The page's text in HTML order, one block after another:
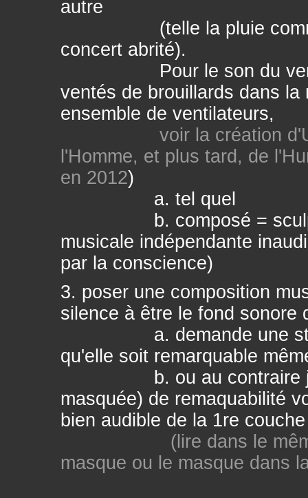
autre
(telle la pluie comme
concert abrité).
Pour le son du vent
ventés de brouillards dans
ensemble de ventilateurs,
voir la création
l'Homme, et plus tard, de
en 2012)
a. tel quel
b. composé = sculpté
musicale indépendante
par la conscience)
3. poser une composition
silence à être le fond sonore
a. demande une
qu'elle soit remarquable
b. ou au contraire
masquée) de remaquabilité
bien audible de la 1re couche
(lire dans le
masque ou le masque dans